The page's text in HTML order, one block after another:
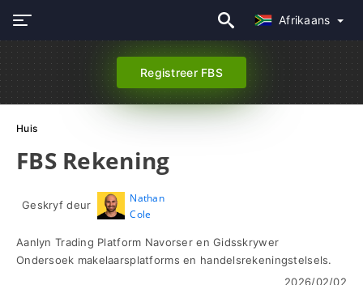
Afrikaans
Registreer FBS
Huis
FBS Rekening
Geskryf deur
Nathan
Cole
Aanlyn Trading Platform Navorser en Gidsskrywer
Ondersoek makelaarsplatforms en handelsrekeningstelsels.
2026/02/02